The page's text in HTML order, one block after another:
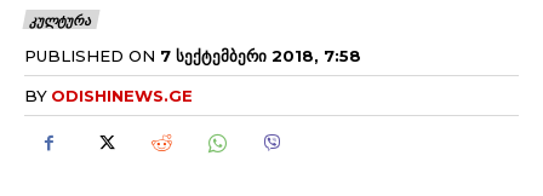
ᲙᲣᲚᲢᲣᲠᲐ
PUBLISHED ON 7 ᲡᲔᲥᲢᲔᲛᲑᲔᲠᲘ 2018, 7:58
BY ODISHINEWS.GE